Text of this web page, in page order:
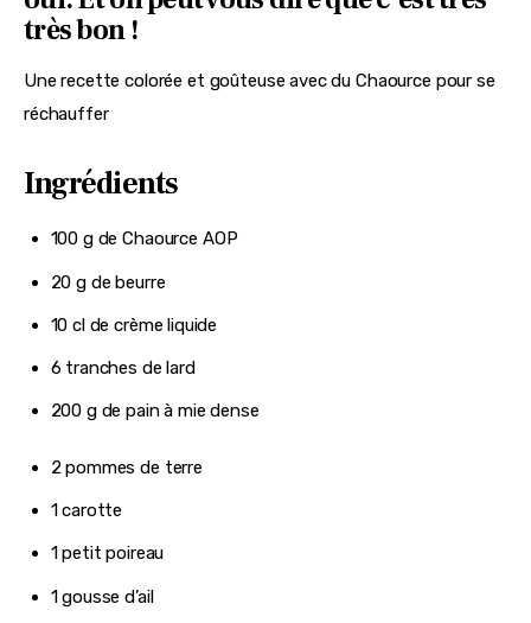
très bon !
Une recette colorée et goûteuse avec du Chaource pour se
réchauffer
Ingrédients
100 g de Chaource AOP
20 g de beurre
10 cl de crème liquide
6 tranches de lard
200 g de pain à mie dense
2 pommes de terre
1 carotte
1 petit poireau
1 gousse d’ail